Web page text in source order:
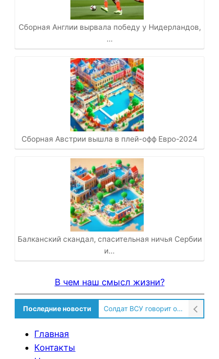
Сборная Англии вырвала победу у Нидерландов,
…
Сборная Австрии вышла в плей-офф Евро-2024
Балканский скандал, спасительная ничья Сербии
и…
В чем наш смысл жизни?
Последние новости Солдат ВСУ говорит о том, чтобы продавали топливо для ремонта техники в Угледаре
Главная
Контакты